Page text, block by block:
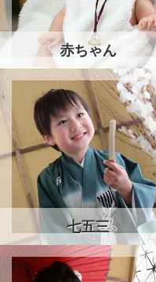
赤ちゃん
七五三